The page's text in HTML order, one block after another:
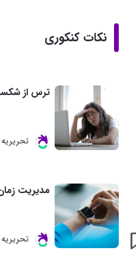
نکات کنکوری
ترس از
تحريريه 3گام
مدیریت
تحريريه 3گام